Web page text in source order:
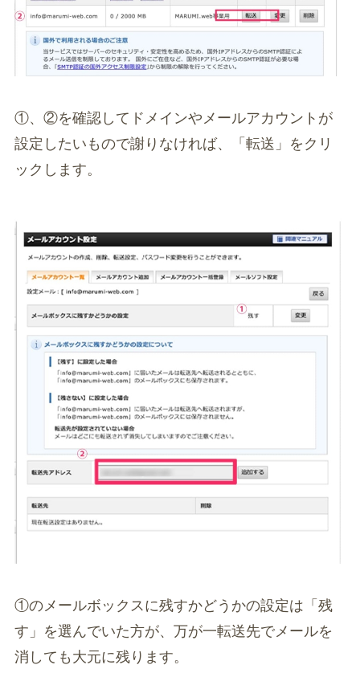
①、②を確認してドメインやメールアカウントが
設定したいもので謝りなければ、「転送」をクリ
ックします。
①のメールボックスに残すかどうかの設定は「残
す」を選んでいた方が、万が一転送先でメールを
消しても大元に残ります。